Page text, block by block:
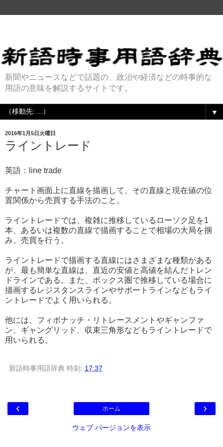
新聞やニュースなどで話題の、政治や経済などの時事的な
用語の意味を解説するサイトです。
▼
2016年1月5日火曜日
ライントレード
英語：line trade
チャート画面上に直線を描画して、その直線と現在値の位
置関係から売買する手法のこと。
ライントレードでは、複雑に推移しているローソク足を1
本、あるいは複数の直線で描画することで相場の大局を掴
み、売買を行う。
ライントレードで描画する直線にはさまざまな種類がある
が、最も簡単な直線は、直近の安値と高値を結んだトレン
ドラインである。また、ボックス圏で推移している場合に
描画するレジスタンスラインやサポートラインなどもライ
ントレードでよく用いられる。
他には、フィボナッチ・リトレースメントやギャンファ
ン、ギャングリッド、収束三角形などもライントレードで
用いられる。
新語時事用語辞典 時刻: 17:37
‹ ›
ホーム
ウェブ バージョンを表示